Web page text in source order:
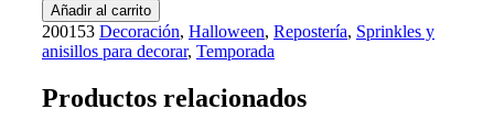
Añadir al carrito
200153 Decoración, Halloween, Repostería, Sprinkles y
anisillos para decorar, Temporada
Productos relacionados